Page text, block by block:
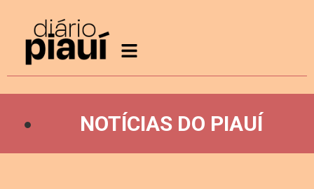
NOTÍCIAS DO PIAUÍ